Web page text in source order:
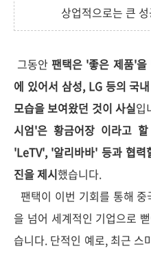
상업적으로는 큰
그동안팬택은 '좋은 제품'을
에 있어서 삼성, LG 등의 국
모습을 보여왔던 것이 사실입
시엄'은 황금어장 이라고
'LeTV', '알리바바' 등과 협력
진을 제시했습니다.
팬택이 이번 기회를 통해
을 넘어 세계적인 기업으로
습니다. 단적인 예로, 최근 스